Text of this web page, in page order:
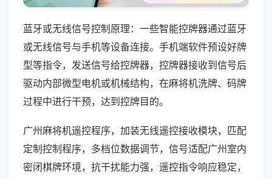
蓝牙或无线信号控制原理：一些智能控牌器通过蓝牙
或无线信号与手机等设备连接。手机端软件预设好牌
型等指令，发送信号给控牌器，控牌器接收到信号后
驱动内部微型电机或机械结构，在麻将机洗牌、码牌
过程中进行干预，达到控牌目的。
广州麻将机遥控程序，加装无线遥控接收模块，匹配
定制控制程序，多档位数据调节，信号适配广州室内
密闭棋牌环境，抗干扰能力强，遥控指令响应稳定，